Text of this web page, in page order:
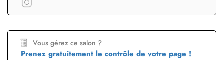
Vous gérez ce salon ?
Prenez gratuitement le contrôle de votre page !